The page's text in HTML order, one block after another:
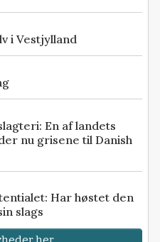
i Vestjylland
En af landets
nu grisene til Danish
Har høstet den
slags